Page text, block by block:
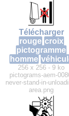
Télécharger
rouge croix
pictogramme
homme
256 x 256 - 9 ko
pictograms-aem-
never-stand-in-
area.png